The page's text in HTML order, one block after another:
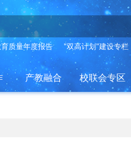
质量年度报告 "双高计划"建设专栏
产教融合 校联会专区